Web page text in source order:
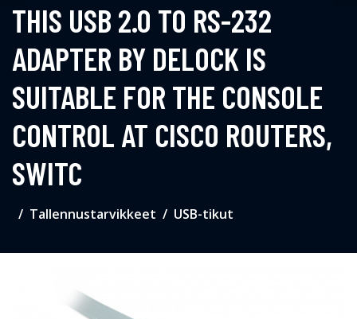
THIS USB 2.0 TO RS-232
ADAPTER BY DELOCK IS
SUITABLE FOR THE CONSOLE
CONTROL AT CISCO ROUTERS,
SWITC
Tallennustarvikkeet USB-tikut